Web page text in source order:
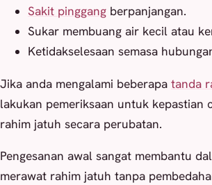
Sakit pinggang berpanjangan.
Sukar membuang air kecil atau
Ketidakselesaan semasa
Jika anda mengalami beberapa tanda
lakukan pemeriksaan untuk kepastian
rahim jatuh secara perubatan.
Pengesanan awal sangat membantu
merawat rahim jatuh tanpa